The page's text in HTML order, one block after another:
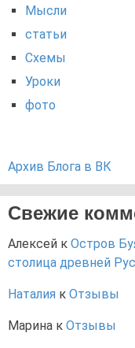
Мысли
статьи
Схемы
Уроки
фото
Архив Блога в ВК
Свежие
Алексей к Остров
столица древней
Наталия к Отзывы
Марина к Отзывы